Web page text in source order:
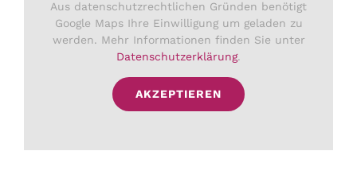
Aus datenschutzrechtlichen Gründen benötigt
Google Maps Ihre Einwilligung um geladen zu
werden. Mehr Informationen finden Sie unter
Datenschutzerklärung.
AKZEPTIEREN